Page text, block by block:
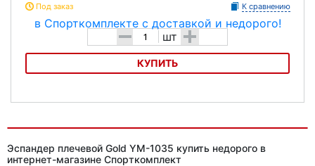
Под заказ К сравнению
- шт +
КУПИТЬ
Эспандер плечевой Gold YM-1035 купить недорого в
интернет-магазине Спорткомплект